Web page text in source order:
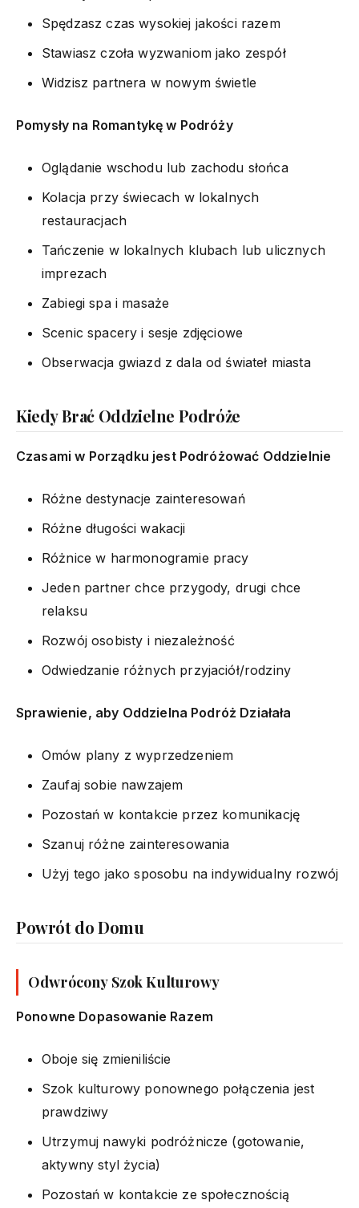
Spędzasz czas wysokiej jakości razem
Stawiasz czoła wyzwaniom jako zespół
Widzisz partnera w nowym świetle
Pomysły na Romantykę w Podróży
Oglądanie wschodu lub zachodu słońca
Kolacja przy świecach w lokalnych
restauracjach
Tańczenie w lokalnych klubach lub ulicznych
imprezach
Zabiegi spa i masaże
Scenic spacery i sesje zdjęciowe
Obserwacja gwiazd z dala od świateł miasta
Kiedy Brać Oddzielne Podróże
Czasami w Porządku jest Podróżować Oddzielnie
Różne destynacje zainteresowań
Różne długości wakacji
Różnice w harmonogramie pracy
Jeden partner chce przygody, drugi chce
relaksu
Rozwój osobisty i niezależność
Odwiedzanie różnych przyjaciół/rodziny
Sprawienie, aby Oddzielna Podróż Działała
Omów plany z wyprzedzeniem
Zaufaj sobie nawzajem
Pozostań w kontakcie przez komunikację
Szanuj różne zainteresowania
Użyj tego jako sposobu na indywidualny rozwój
Powrót do Domu
Odwrócony Szok Kulturowy
Ponowne Dopasowanie Razem
Oboje się zmieniliście
Szok kulturowy ponownego połączenia jest
prawdziwy
Utrzymuj nawyki podróżnicze (gotowanie,
aktywny styl życia)
Pozostań w kontakcie ze społecznością